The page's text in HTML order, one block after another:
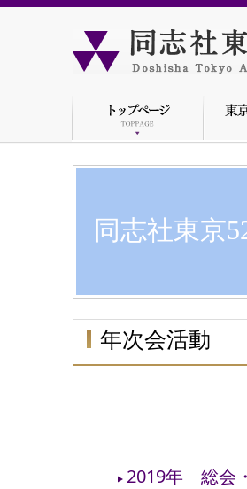
同志社東京
年次会活動
2019年 総会